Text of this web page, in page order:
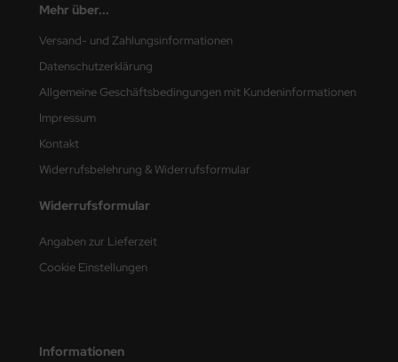
Mehr über...
Versand- und Zahlungsinformationen
Datenschutzerklärung
Allgemeine Geschäftsbedingungen mit Kundeninformationen
Impressum
Kontakt
Widerrufsbelehrung & Widerrufsformular
Widerrufsformular
Angaben zur Lieferzeit
Cookie Einstellungen
Informationen
Model
Hobby
Decals